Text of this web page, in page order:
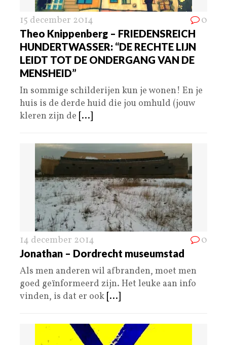
15 december 2014 0
Theo Knippenberg – FRIEDENSREICH
HUNDERTWASSER: “DE RECHTE LIJN
LEIDT TOT DE ONDERGANG VAN DE
MENSHEID”
In sommige schilderijen kun je wonen! En je
huis is de derde huid die jou omhuld (jouw
kleren zijn de [...]
14 december 2014 0
Jonathan – Dordrecht museumstad
Als men anderen wil afbranden, moet men
goed geïnformeerd zijn. Het leuke aan info
vinden, is dat er ook [...]